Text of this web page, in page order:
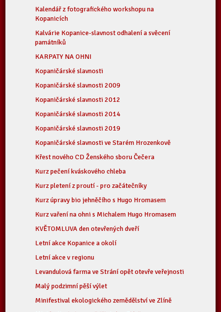
Kalendář z fotografického workshopu na
Kopanicích
Kalvárie Kopanice-slavnost odhalení a svěcení
památníků
KARPATY NA OHNI
Kopaničárské slavnosti
Kopaničárské slavnosti 2009
Kopaničárské slavnosti 2012
Kopaničárské slavnosti 2014
Kopaničárské slavnosti 2019
Kopaničárské slavnosti ve Starém Hrozenkově
Křest nového CD Ženského sboru Čečera
Kurz pečení kváskového chleba
Kurz pletení z proutí - pro začátečníky
Kurz úpravy bio jehněčího s Hugo Hromasem
Kurz vaření na ohni s Michalem Hugo Hromasem
KVĚTOMLUVA den otevřených dveří
Letní akce Kopanice a okolí
Letní akce v regionu
Levandulová farma ve Strání opět otevře veřejnosti
Malý podzimní pěší výlet
Minifestival ekologického zemědělství ve Zlíně